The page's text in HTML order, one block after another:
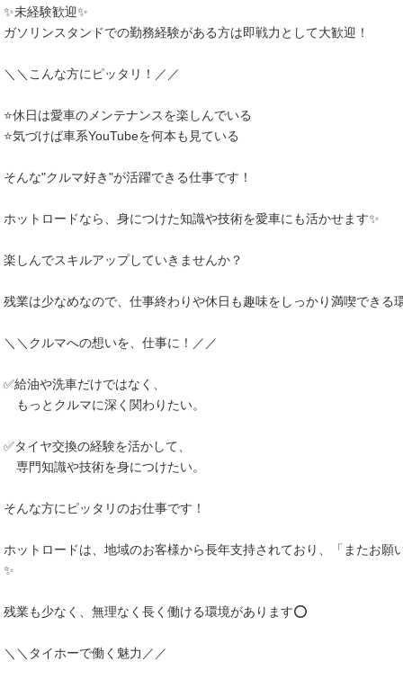
✨未経験歓迎✨
ガソリンスタンドでの勤務経験がある方は即戦力として大歓迎！
＼＼こんな方にピッタリ！／／
⭐休日は愛車のメンテナンスを楽しんでいる
⭐気づけば車系YouTubeを何本も見ている
そんな"クルマ好き"が活躍できる仕事です！
ホットロードなら、身につけた知識や技術を愛車にも活かせます✨
楽しんでスキルアップしていきませんか？
残業は少なめなので、仕事終わりや休日も趣味をしっかり満喫できる
＼＼クルマへの想いを、仕事に！／／
✅給油や洗車だけではなく、
もっとクルマに深く関わりたい。
✅タイヤ交換の経験を活かして、
専門知識や技術を身につけたい。
そんな方にピッタリのお仕事です！
ホットロードは、地域のお客様から長年支持されており、「またお願
✨
残業も少なく、無理なく長く働ける環境があります⭕️
＼＼タイホーで働く魅力／／